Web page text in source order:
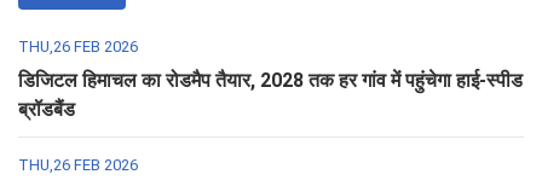
THU,26 FEB 2026
डिजिटल हिमाचल का रोडमैप तैयार, 2028 तक हर गांव में पहुंचेगा हाई-स्पीड
ब्रॉडबैंड
THU,26 FEB 2026